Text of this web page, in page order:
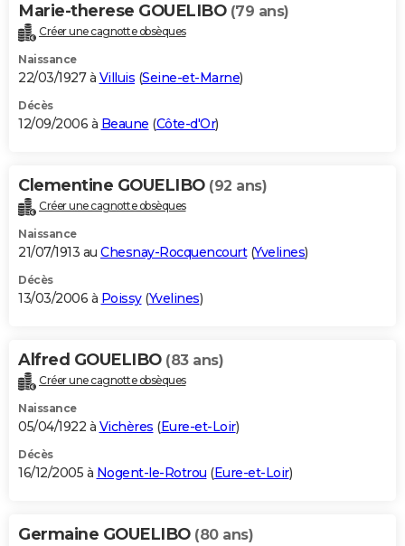
Marie-therese GOUELIBO (79 ans)
Créer une cagnotte obsèques
Naissance
22/03/1927 à Villuis (Seine-et-Marne)
Décès
12/09/2006 à Beaune (Côte-d'Or)
Clementine GOUELIBO (92 ans)
Créer une cagnotte obsèques
Naissance
21/07/1913 au Chesnay-Rocquencourt(Yvelines)
Décès
13/03/2006 à Poissy(Yvelines)
Alfred GOUELIBO (83 ans)
Créer une cagnotte obsèques
Naissance
05/04/1922 à Vichères (Eure-et-Loir)
Décès
16/12/2005 à Nogent-le-Rotrou (Eure-et-Loir)
Germaine GOUELIBO (80 ans)